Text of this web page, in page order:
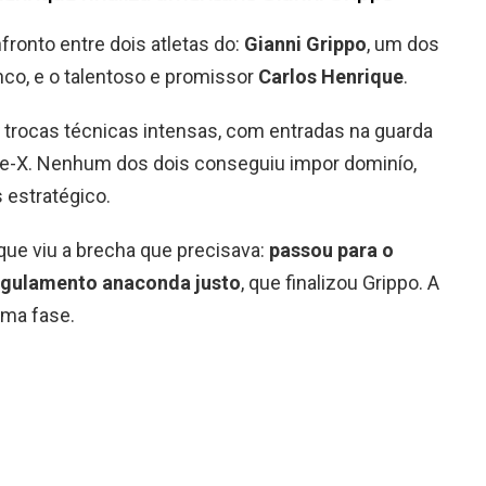
entre dois atletas do: Gianni Grippo, um dos
e o talentoso e promissor Carlos Henrique.
técnicas intensas, com entradas na guarda
X. Nenhum dos dois conseguiu impor dominío,
estratégico.
viu a brecha que precisava: passou para o
anaconda justo, que finalizou Grippo. A
fase.